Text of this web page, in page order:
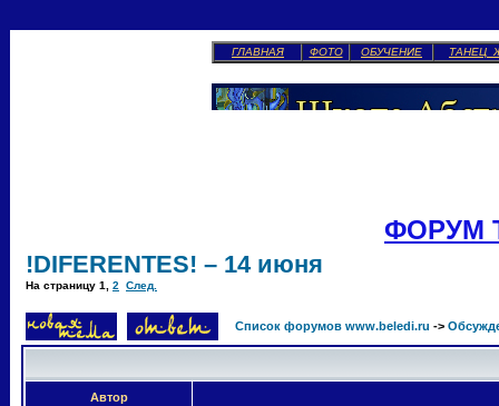
ГЛАВНАЯ ФОТО ОБУЧЕНИЕ ТАНЕЦ
ФОРУМ
!DIFERENTES! – 14 июня
На страницу 1 2 След.
Список форумов www.beledi.ru ->
Автор